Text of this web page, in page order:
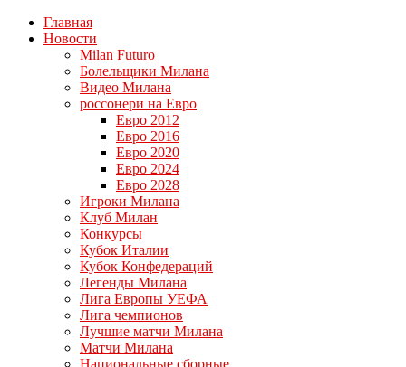
Главная
Новости
Milan Futuro
Болельщики Милана
Видео Милана
россонери на Евро
Евро 2012
Евро 2016
Евро 2020
Евро 2024
Евро 2028
Игроки Милана
Клуб Милан
Конкурсы
Кубок Италии
Кубок Конфедераций
Легенды Милана
Лига Европы УЕФА
Лига чемпионов
Лучшие матчи Милана
Матчи Милана
Национальные сборные